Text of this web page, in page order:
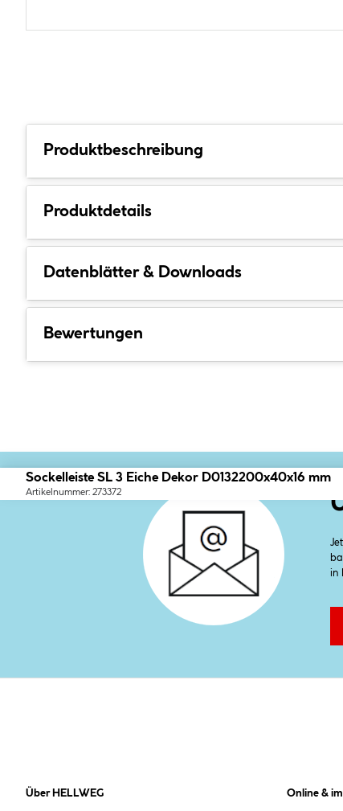
Produktbeschreibung
Produktdetails
Datenblätter & Downloads
Bewertungen
Sockelleiste SL 3 Eiche Dekor D0132200x40x16 mm
Artikelnummer: 273372
in
Über HELLWEG Online &